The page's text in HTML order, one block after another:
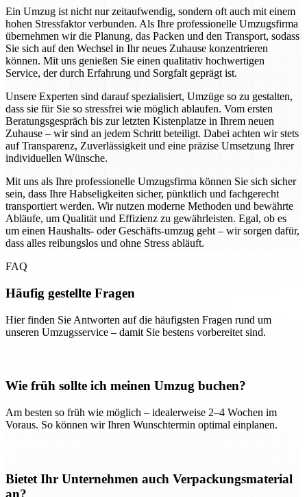
Ein Umzug ist nicht nur zeitaufwendig, sondern oft auch mit einem
hohen Stressfaktor verbunden. Als Ihre professionelle Umzugsfirma
übernehmen wir die Planung, das Packen und den Transport, sodass
Sie sich auf den Wechsel in Ihr neues Zuhause konzentrieren
können. Mit uns genießen Sie einen qualitativ hochwertigen
Service, der durch Erfahrung und Sorgfalt geprägt ist.
Unsere Experten sind darauf spezialisiert, Umzüge so zu gestalten,
dass sie für Sie so stressfrei wie möglich ablaufen. Vom ersten
Beratungsgespräch bis zur letzten Kistenplatze in Ihrem neuen
Zuhause – wir sind an jedem Schritt beteiligt. Dabei achten wir stets
auf Transparenz, Zuverlässigkeit und eine präzise Umsetzung Ihrer
individuellen Wünsche.
Mit uns als Ihre professionelle Umzugsfirma können Sie sich sicher
sein, dass Ihre Habseligkeiten sicher, pünktlich und fachgerecht
transportiert werden. Wir nutzen moderne Methoden und bewährte
Abläufe, um Qualität und Effizienz zu gewährleisten. Egal, ob es
um einen Haushalts- oder Geschäfts-umzug geht – wir sorgen dafür,
dass alles reibungslos und ohne Stress abläuft.
FAQ
Häufig gestellte Fragen
Hier finden Sie Antworten auf die häufigsten Fragen rund um
unseren Umzugsservice – damit Sie bestens vorbereitet sind.
Wie früh sollte ich meinen Umzug buchen?
Am besten so früh wie möglich – idealerweise 2–4 Wochen im
Voraus. So können wir Ihren Wunschtermin optimal einplanen.
Bietet Ihr Unternehmen auch Verpackungsmaterial
an?